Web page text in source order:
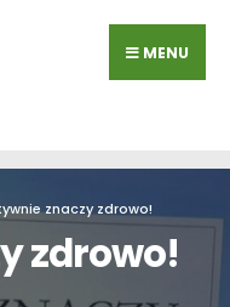
MENU
znaczy zdrowo!
zdrowo!